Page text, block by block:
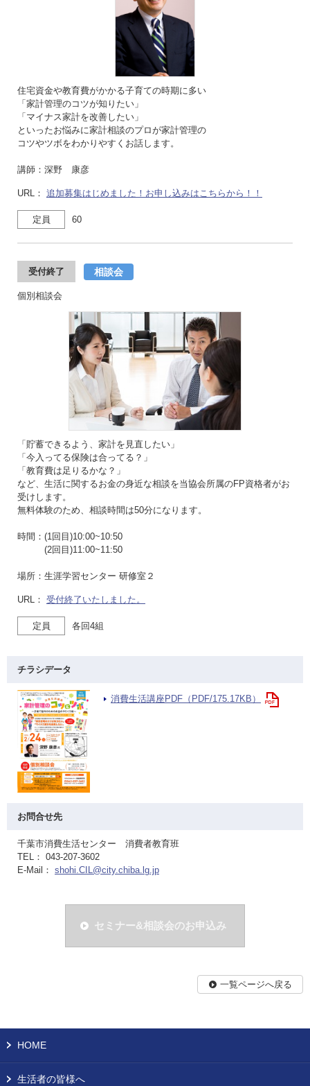
住宅資金や教育費がかかる子育ての時期に多い
「家計管理のコツが知りたい」
「マイナス家計を改善したい」
といったお悩みに家計相談のプロが家計管理の
コツやツボをわかりやすくお話します。
講師：深野 康彦
URL： 追加募集はじめました！お申し込みはこちらから！！
定員 60
受付終了 相談会
個別相談会
「貯蓄できるよう、家計を見直したい」
「今入ってる保険は合ってる？」
「教育費は足りるかな？」
など、生活に関するお金の身近な相談を当協会所属のFP資格者がお
受けします。
無料体験のため、相談時間は50分になります。
時間：(1回目)10:00~10:50
(2回目)11:00~11:50
場所：生涯学習センター 研修室２
URL： 受付終了いたしました。
定員 各回4組
チラシデータ
消費生活講座PDF（PDF/175.17KB）
お問合せ先
千葉市消費生活センター 消費者教育班
TEL： 043-207-3602
E-Mail： shohi.CIL@city.chiba.lg.jp
セミナー&相談会のお申込み
一覧ページへ戻る
HOME
生活者の皆様へ